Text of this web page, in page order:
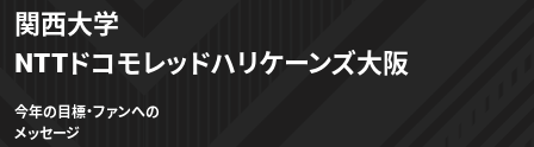
関西大学
NTTドコモレッドハリケーンズ大阪
今年の目標・ファンへの
メッセージ